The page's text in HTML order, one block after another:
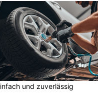
und zuverlässig